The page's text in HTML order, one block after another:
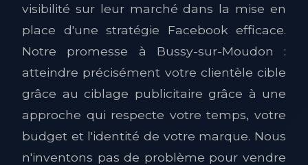
visibilité sur leur marché dans la mise en
place d'une stratégie Facebook efficace.
Notre promesse à Bussy-sur-Moudon :
atteindre précisément votre clientèle cible
grâce au ciblage publicitaire grâce à une
approche qui respecte votre temps, votre
budget et l'identité de votre marque. Nous
n'inventons pas de problème pour vendre